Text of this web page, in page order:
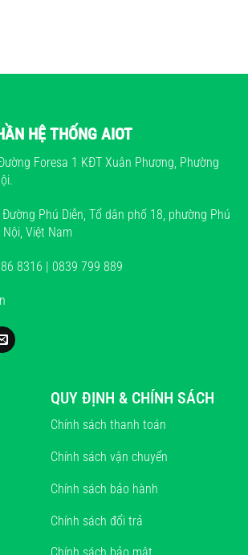
HỆ THỐNG AIOT
Foresa 1 KĐT Xuân Phương, Phường
Đường Phú Diễn, Tổ dân phố 18, phường Phú
Việt Nam
8316 | 0839 799 889
QUY ĐỊNH & CHÍNH SÁCH
Chính sách thanh toán
Chính sách vận chuyển
Chính sách bảo hành
Chính sách đổi trả